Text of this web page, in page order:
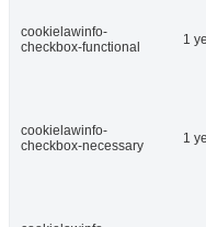
cookielawinfo-
checkbox-functional
1
cookielawinfo-
checkbox-necessary
1